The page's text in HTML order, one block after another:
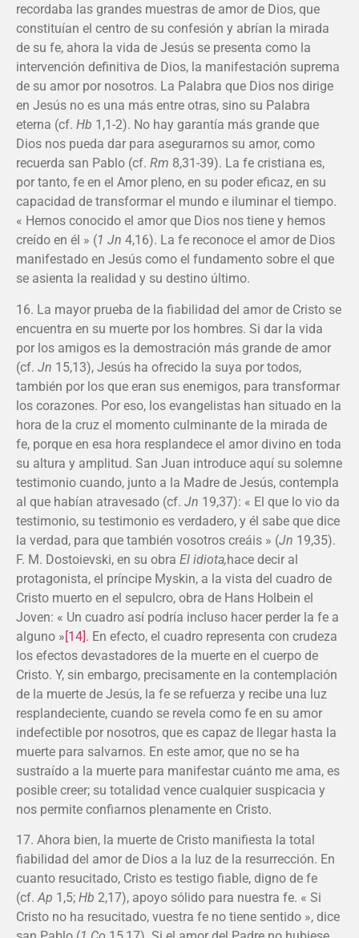
recordaba las grandes muestras de amor de Dios, que
constituían el centro de su confesión y abrían la mirada
de su fe, ahora la vida de Jesús se presenta como la
intervención definitiva de Dios, la manifestación suprema
de su amor por nosotros. La Palabra que Dios nos dirige
en Jesús no es una más entre otras, sino su Palabra
eterna (cf. Hb 1,1-2). No hay garantía más grande que
Dios nos pueda dar para asegurarnos su amor, como
recuerda san Pablo (cf. Rm 8,31-39). La fe cristiana es,
por tanto, fe en el Amor pleno, en su poder eficaz, en su
capacidad de transformar el mundo e iluminar el tiempo.
« Hemos conocido el amor que Dios nos tiene y hemos
creído en él » (1 Jn 4,16). La fe reconoce el amor de Dios
manifestado en Jesús como el fundamento sobre el que
se asienta la realidad y su destino último.
16. La mayor prueba de la fiabilidad del amor de Cristo se
encuentra en su muerte por los hombres. Si dar la vida
por los amigos es la demostración más grande de amor
(cf. Jn 15,13), Jesús ha ofrecido la suya por todos,
también por los que eran sus enemigos, para transformar
los corazones. Por eso, los evangelistas han situado en la
hora de la cruz el momento culminante de la mirada de
fe, porque en esa hora resplandece el amor divino en toda
su altura y amplitud. San Juan introduce aquí su solemne
testimonio cuando, junto a la Madre de Jesús, contempla
al que habían atravesado (cf. Jn 19,37): « El que lo vio da
testimonio, su testimonio es verdadero, y él sabe que dice
la verdad, para que también vosotros creáis » (Jn 19,35).
F. M. Dostoievski, en su obra El idiota,hace decir al
protagonista, el príncipe Myskin, a la vista del cuadro de
Cristo muerto en el sepulcro, obra de Hans Holbein el
Joven: « Un cuadro así podría incluso hacer perder la fe a
alguno »[14]. En efecto, el cuadro representa con crudeza
los efectos devastadores de la muerte en el cuerpo de
Cristo. Y, sin embargo, precisamente en la contemplación
de la muerte de Jesús, la fe se refuerza y recibe una luz
resplandeciente, cuando se revela como fe en su amor
indefectible por nosotros, que es capaz de llegar hasta la
muerte para salvarnos. En este amor, que no se ha
sustraído a la muerte para manifestar cuánto me ama, es
posible creer; su totalidad vence cualquier suspicacia y
nos permite confiarnos plenamente en Cristo.
17. Ahora bien, la muerte de Cristo manifiesta la total
fiabilidad del amor de Dios a la luz de la resurrección. En
cuanto resucitado, Cristo es testigo fiable, digno de fe
(cf.Ap 1,5; Hb 2,17), apoyo sólido para nuestra fe. « Si
Cristo no ha resucitado, vuestra fe no tiene sentido », dice